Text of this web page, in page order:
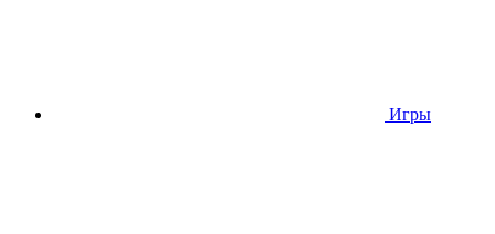
Игры